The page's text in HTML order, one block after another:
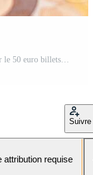
Suivre
attribution requise